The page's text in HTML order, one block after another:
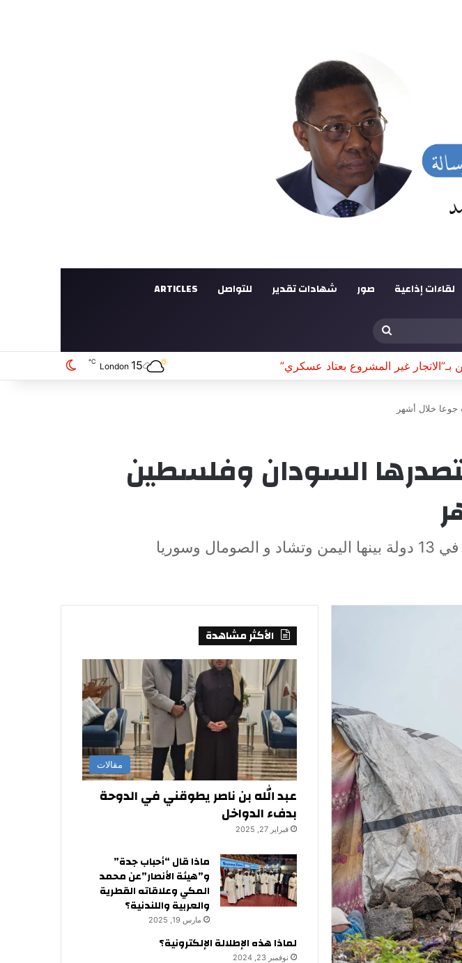
لقاءات إذاعية صور شهادات تقدير للتواصل ARTICLES
غير المشروع بعتاد عسكري” London 15
℃
خلال أشهر
السودان وفلسطين
الأكثر مشاهدة
مقالات
عبد الله بن ناصر يطوقني في الدوحة
بدفء الدواخل
فبراير 27, 2025
ماذا قال “أحباب جدة”
و”هيئة الأنصار”عن محمد
المكي وعلاقاته القطرية
والعربية واللندنية؟
مارس 19, 2025
لماذا هذه الإطلالة الإلكترونية؟
نوفمبر 23, 2024